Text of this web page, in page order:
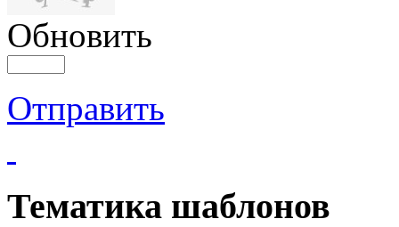
Обновить
Отправить
Тематика шаблонов